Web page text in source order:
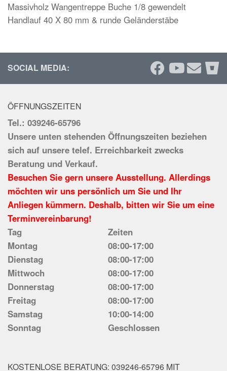
Massivholz Wangentreppe Buche 1/8 gewendelt
Handlauf 40 X 80 mm & runde Geländerstäbe
SOCIAL MEDIA:
ÖFFNUNGSZEITEN
Tel.: 039246-65796
Unsere unten stehenden Öffnungszeiten beziehen
sich auf unsere telef. Erreichbarkeit zwecks
Beratung und Verkauf.
Besuchen Sie gern unsere Ausstellung. Allerdings
möchten wir uns persönlich um Sie und Ihr
Anliegen kümmern. Deshalb, bitten wir Sie um eine
Terminvereinbarung!
Tag
Zeiten
Montag
08:00-17:00
Dienstag
08:00-17:00
Mittwoch
08:00-17:00
Donnerstag
08:00-17:00
Freitag
08:00-17:00
Samstag
10:00-14:00
Sonntag
Geschlossen
KOSTENLOSE BERATUNG: 039246-65796 MIT